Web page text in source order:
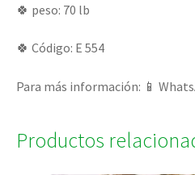
🍀 peso: 70 lb
🍀 Código: E 554
Para más información: 📱
Productos